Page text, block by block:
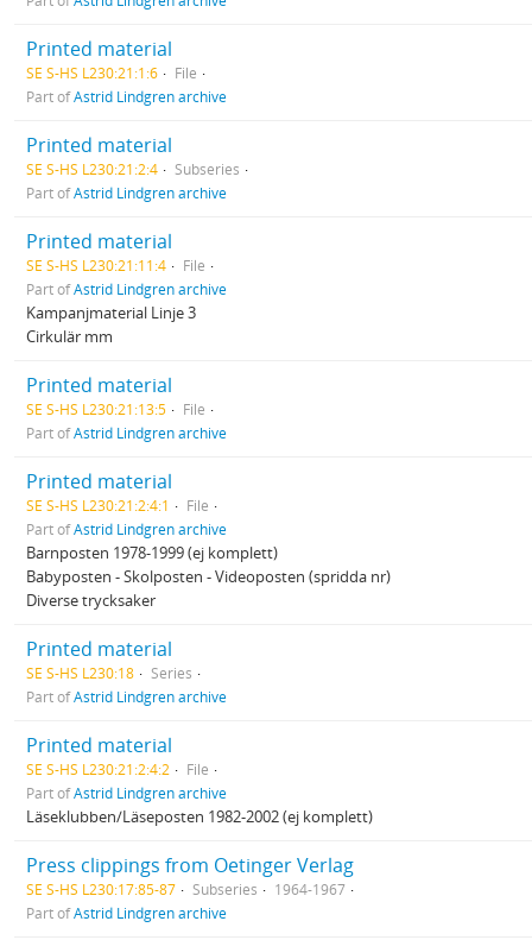
Printed material
SE S-HS L230:21:1:6
File
Part ofAstrid Lindgren archive
Printed material
SE S-HS L230:21:2:4
Subseries
Part ofAstrid Lindgren archive
Printed material
SE S-HS L230:21:11:4
File
Part ofAstrid Lindgren archive
Kampanjmaterial Linje 3
Cirkulär mm
Printed material
SE S-HS L230:21:13:5
File
Part ofAstrid Lindgren archive
Printed material
SE S-HS L230:21:2:4:1
File
Part ofAstrid Lindgren archive
Barnposten 1978-1999 (ej komplett)
Babyposten - Skolposten - Videoposten (spridda nr)
Diverse trycksaker
Printed material
SE S-HS L230:18
Series
Part ofAstrid Lindgren archive
Printed material
SE S-HS L230:21:2:4:2
File
Part ofAstrid Lindgren archive
Läseklubben/Läseposten 1982-2002 (ej komplett)
Press clippings from Oetinger Verlag
SE S-HS L230:17:85-87 Subseries
1964-1967
Part ofAstrid Lindgren archive